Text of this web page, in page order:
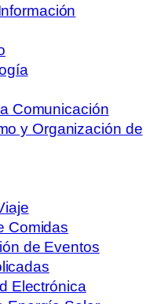
Comunicación
y Organización de
Comidas
de Eventos
Electrónica